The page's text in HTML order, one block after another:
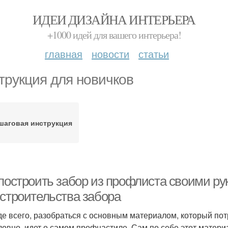
ИДЕИ ДИЗАЙНА ИНТЕРЬЕРА
+1000 идей для вашего интерьера!
главная новости статьи
для новичков
инструкция
забор из профлиста своими
забора
всего, разобраться с основным материалом, который